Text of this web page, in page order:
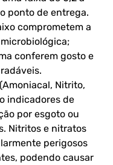
ponto de entrega.
comprometem a
conferem gosto e
Nitrito,
indicadores de
por esgoto ou
Nitritos e nitratos
perigosos
podendo causar